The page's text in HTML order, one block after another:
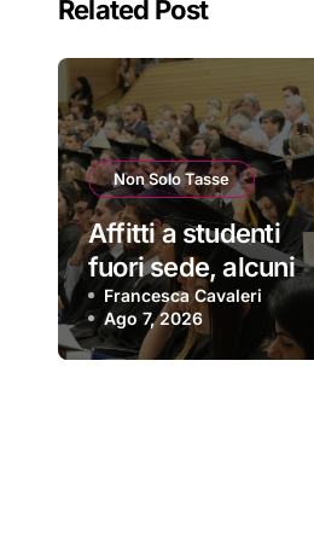
Related Post
Non Solo Tasse
Affitti a studenti
fuori sede, alcuni
consigli per evitare
le truffe
Francesca Cavaleri
Ago 7, 2026